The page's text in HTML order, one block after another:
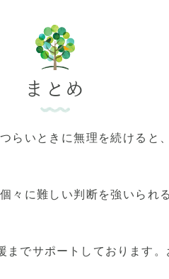
まとめ
らいときに無理を続けると
に難しい判断を強いられ
でサポートしております。